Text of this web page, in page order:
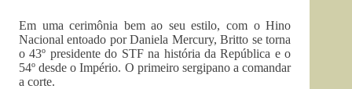
Em uma cerimônia bem ao seu estilo, com o Hino
Nacional entoado por Daniela Mercury, Britto se torna
o 43º presidente do STF na história da República e o
54º desde o Império. O primeiro sergipano a comandar
a corte.